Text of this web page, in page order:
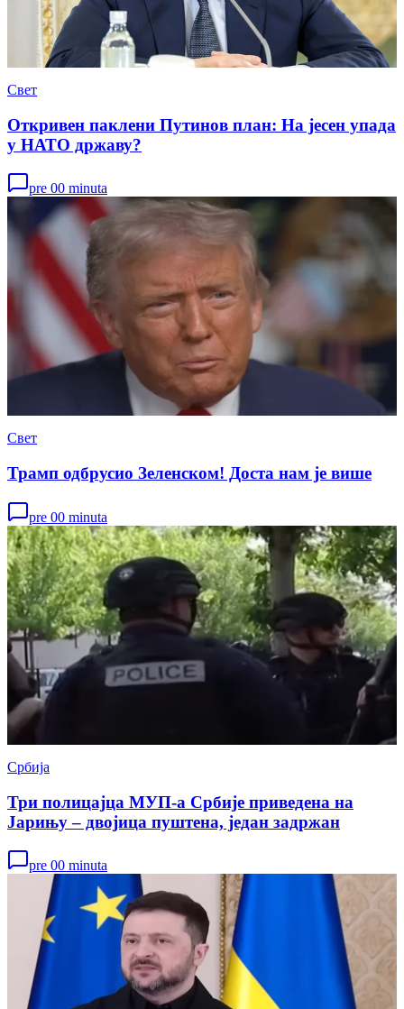
Свет
Откривен паклени Путинов план: На јесен упада
у НАТО државу?
pre 00 minuta
Свет
Трамп одбрусио Зеленском! Доста нам је више
pre 00 minuta
Србија
Три полицајца МУП-а Србије приведена на
Јарињу – двојица пуштена, један задржан
pre 00 minuta